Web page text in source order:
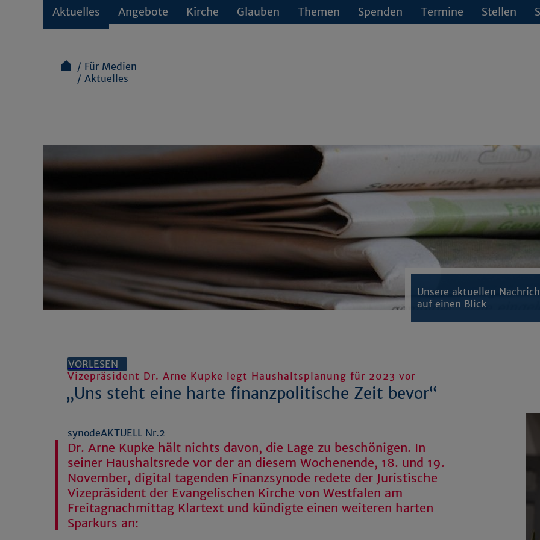
Aktuelles Angebote Kirche Glauben Themen Spenden Termine Stellen
Für Medien
Aktuelles
Unsere aktuellen
auf einen Blick
VORLESEN
Vizepräsident Dr. Arne Kupke legt Haushaltsplanung für 2023 vor
„Uns steht eine harte finanzpolitische Zeit bevor“
synodeAKTUELL Nr.2
Dr. Arne Kupke hält nichts davon, die Lage zu beschönigen. In
seiner Haushaltsrede vor der an diesem Wochenende, 18. und 19.
November, digital tagenden Finanzsynode redete der Juristische
Vizepräsident der Evangelischen Kirche von Westfalen am
Freitagnachmittag Klartext und kündigte einen weiteren harten
Sparkurs an: